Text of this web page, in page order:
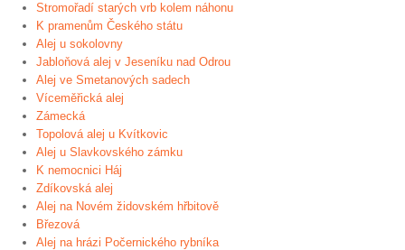
Stromořadí starých vrb kolem náhonu
K pramenům Českého státu
Alej u sokolovny
Jabloňová alej v Jeseníku nad Odrou
Alej ve Smetanových sadech
Víceměřická alej
Zámecká
Topolová alej u Kvítkovic
Alej u Slavkovského zámku
K nemocnici Háj
Zdíkovská alej
Alej na Novém židovském hřbitově
Březová
Alej na hrázi Počernického rybníka